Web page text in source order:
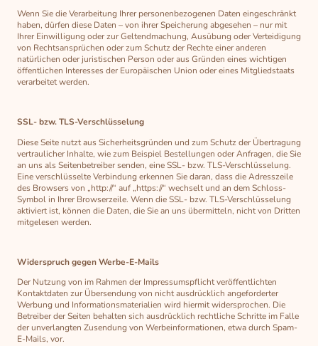
Wenn Sie die Verarbeitung Ihrer personenbezogenen Daten eingeschränkt
haben, dürfen diese Daten – von ihrer Speicherung abgesehen – nur mit
Ihrer Einwilligung oder zur Geltendmachung, Ausübung oder Verteidigung
von Rechtsansprüchen oder zum Schutz der Rechte einer anderen
natürlichen oder juristischen Person oder aus Gründen eines wichtigen
öffentlichen Interesses der Europäischen Union oder eines Mitgliedstaats
verarbeitet werden.
SSL- bzw. TLS-Verschlüsselung
Diese Seite nutzt aus Sicherheitsgründen und zum Schutz der Übertragung
vertraulicher Inhalte, wie zum Beispiel Bestellungen oder Anfragen, die Sie
an uns als Seitenbetreiber senden, eine SSL- bzw. TLS-Verschlüsselung.
Eine verschlüsselte Verbindung erkennen Sie daran, dass die Adresszeile
des Browsers von „http://“ auf „https://“ wechselt und an dem Schloss-
Symbol in Ihrer Browserzeile. Wenn die SSL- bzw. TLS-Verschlüsselung
aktiviert ist, können die Daten, die Sie an uns übermitteln, nicht von Dritten
mitgelesen werden.
Widerspruch gegen Werbe-E-Mails
Der Nutzung von im Rahmen der Impressumspflicht veröffentlichten
Kontaktdaten zur Übersendung von nicht ausdrücklich angeforderter
Werbung und Informationsmaterialien wird hiermit widersprochen. Die
Betreiber der Seiten behalten sich ausdrücklich rechtliche Schritte im Falle
der unverlangten Zusendung von Werbeinformationen, etwa durch Spam-
E-Mails, vor.